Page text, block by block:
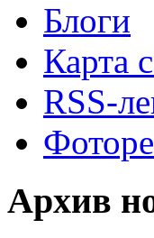
Блоги
Карта
RSS-
Архив